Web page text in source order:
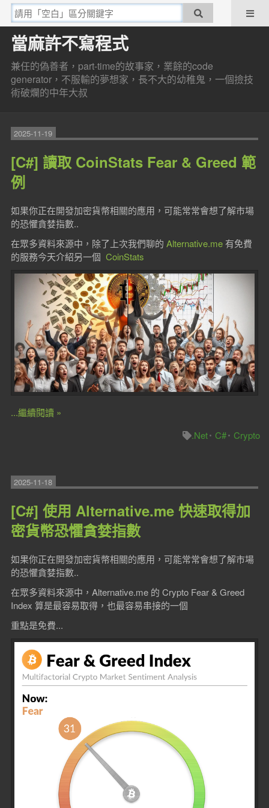
當麻許不寫程式
兼任的偽善者，part-time的故事家，業餘的code
generator，不服輸的夢想家，長不大的幼稚鬼，一個撿技
術破爛的中年大叔
2025-11-19
[C#] 讀取 CoinStats Fear & Greed 範
例
如果你正在開發加密貨幣相關的應用，可能常常會想了解市場
的恐懼貪婪指數..
在眾多資料來源中，除了上次我們聊的 Alternative.me有免費
的服務今天介紹另一個 CoinStats
...繼續閱讀 »
.Net
C# Crypto
2025-11-18
[C#] 使用 Alternative.me 快速取得加
密貨幣恐懼貪婪指數
如果你正在開發加密貨幣相關的應用，可能常常會想了解市場
的恐懼貪婪指數..
在眾多資料來源中，Alternative.me 的 Crypto Fear & Greed
Index 算是最容易取得，也最容易串接的一個
重點是免費...